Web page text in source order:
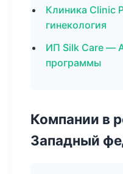
Клиника Clinic
гинекология
ИП Silk Care —
программы
Компании в
Западный